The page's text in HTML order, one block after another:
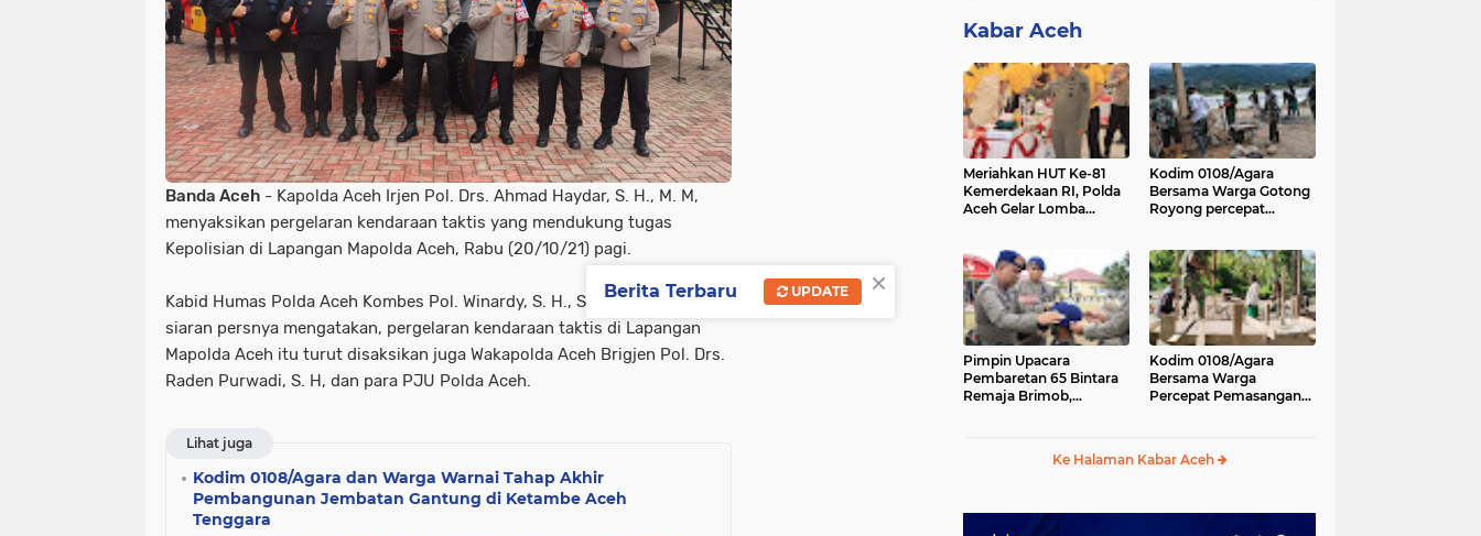
Banda Aceh - Kapolda Aceh Irjen Pol. Drs. Ahmad Haydar, S. H., M. M,
menyaksikan pergelaran kendaraan taktis yang mendukung tugas
Kepolisian di Lapangan Mapolda Aceh, Rabu (20/10/21) pagi.
Kabid Humas Polda Aceh Kombes Pol. Winardy, S. H., S. I. K. M. Si, dalam
siaran persnya mengatakan, pergelaran kendaraan taktis di Lapangan
Mapolda Aceh itu turut disaksikan juga Wakapolda Aceh Brigjen Pol. Drs.
Raden Purwadi, S. H, dan para PJU Polda Aceh.
Lihat juga
Kodim 0108/Agara dan Warga Warnai Tahap Akhir
Pembangunan Jembatan Gantung di Ketambe Aceh
Tenggara
Kabar Aceh
Meriahkan HUT Ke-81
Kemerdekaan RI, Polda
Aceh Gelar Lomba
Kodim 0108/Agara
Bersama Warga Gotong
Royong percepat
Desa Gulo Aceh
Tenggara
Pimpin Upacara
Pembaretan 65 Bintara
Remaja Brimob,
Kodim 0108/Agara
Bersama Warga
Percepat Pemasangan
Ke Halaman Kabar Aceh
×
Berita Terbaru UPDATE